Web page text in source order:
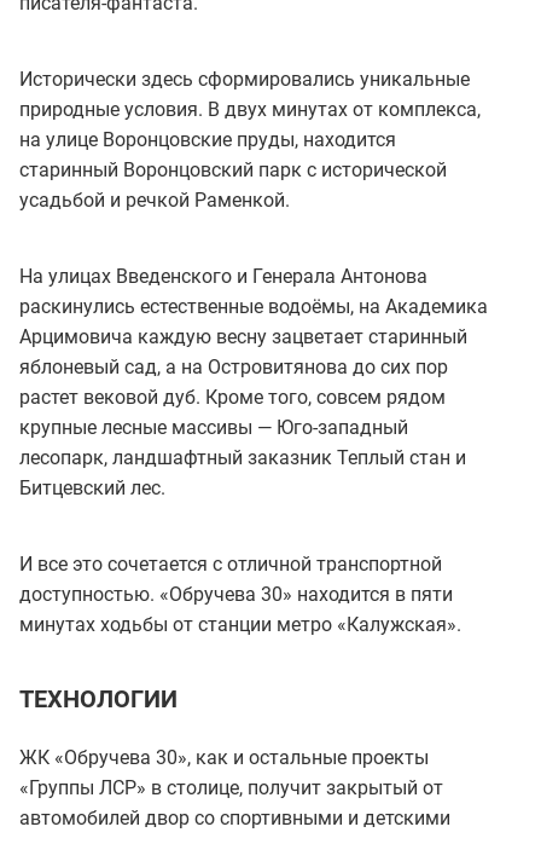
Исторически здесь сформировались уникальные
природные условия. В двух минутах от комплекса,
на улице Воронцовские пруды, находится
старинный Воронцовский парк с исторической
усадьбой и речкой Раменкой.
На улицах Введенского и Генерала Антонова
раскинулись естественные водоёмы, на Академика
Арцимовича каждую весну зацветает старинный
яблоневый сад, а на Островитянова до сих пор
растет вековой дуб. Кроме того, совсем рядом
крупные лесные массивы — Юго-западный
лесопарк, ландшафтный заказник Теплый стан и
Битцевский лес.
И все это сочетается с отличной транспортной
доступностью. «Обручева 30» находится в пяти
минутах ходьбы от станции метро «Калужская».
ТЕХНОЛОГИИ
ЖК «Обручева 30», как и остальные проекты
«Группы ЛСР» в столице, получит закрытый от
автомобилей двор со спортивными и детскими